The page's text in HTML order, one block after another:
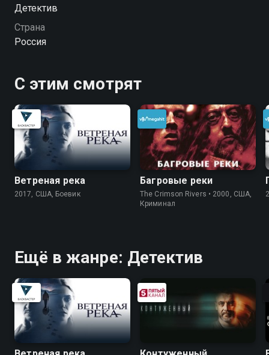
Детектив
Страна
Россия
С этим смотрят
Ветреная река
2017, США, Боевик
Багровые реки
The Crimson Rivers • 2000, США,
Криминал
Ещё в жанре: Детектив